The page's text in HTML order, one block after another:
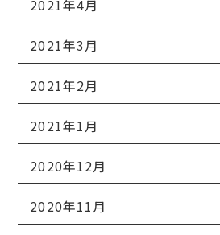
2021年4月
2021年3月
2021年2月
2021年1月
2020年12月
2020年11月